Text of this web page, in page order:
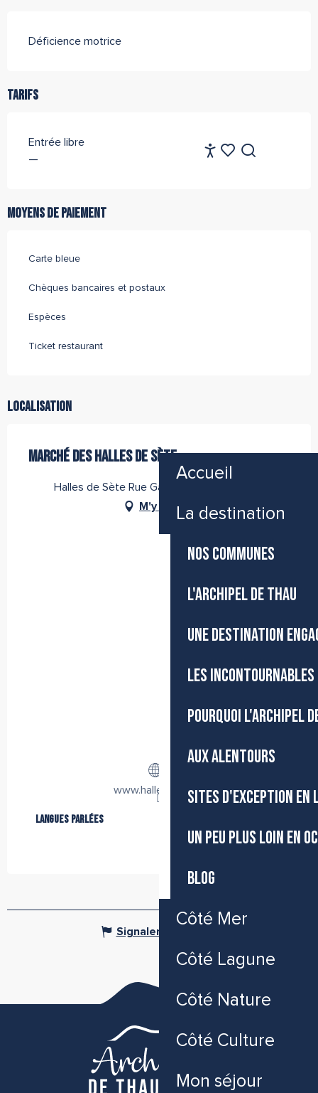
Accueil
La destination
NOS COMMUNES
L'ARCHIPEL DE THAU
UNE DESTINATION
LES
POURQUOI L'ARCHIPEL
AUX ALENTOURS
SITES D'EXCEPTION EN
UN PEU PLUS LOIN EN
BLOG
Côté Mer
Côté Lagune
Côté Nature
Côté Culture
Mon séjour
FR
Déficience motrice
Tarifs
Entrée libre
—
Moyens de paiement
Carte bleue
Chèques bancaires et postaux
Espèces
Ticket restaurant
Localisation
MARCHÉ DES HALLES DE SÈTE
Halles de Sète Rue Gambetta, 34200 Sète
M'y rendre
www.halles-sete.fr
Langues parlées
Langues parlées
Signaler une erreur